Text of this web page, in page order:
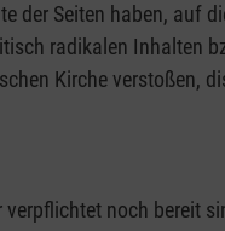
Seiten haben, auf
radikalen Inhalten
Kirche verstoßen,
noch bereit